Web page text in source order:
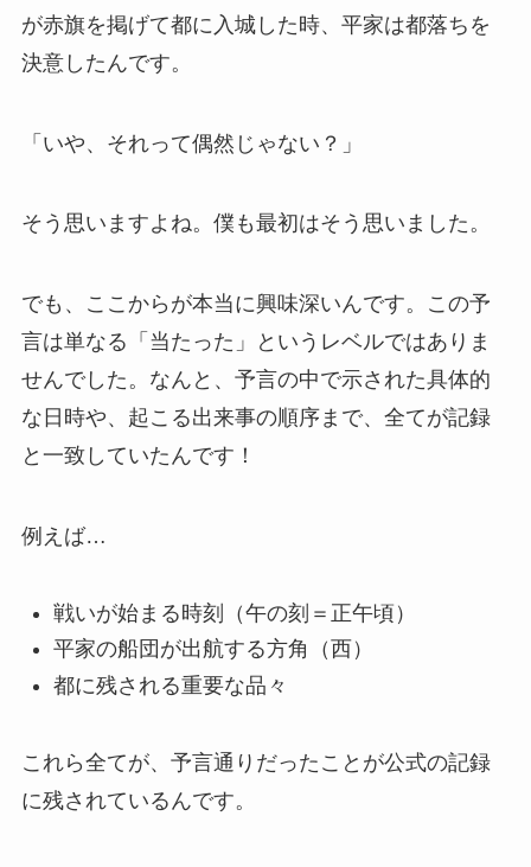
が赤旗を掲げて都に入城した時、平家は都落ちを
決意したんです。
「いや、それって偶然じゃない？」
そう思いますよね。僕も最初はそう思いました。
でも、ここからが本当に興味深いんです。この予
言は単なる「当たった」というレベルではありま
せんでした。なんと、予言の中で示された具体的
な日時や、起こる出来事の順序まで、全てが記録
と一致していたんです！
例えば…
戦いが始まる時刻（午の刻＝正午頃）
平家の船団が出航する方角（西）
都に残される重要な品々
これら全てが、予言通りだったことが公式の記録
に残されているんです。